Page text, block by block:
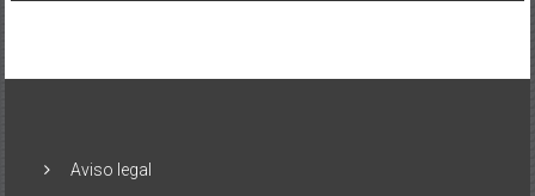
Aviso legal